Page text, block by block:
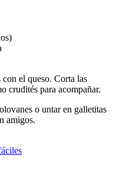
el queso. Corta las
crudités para acompañar.
o untar en galletitas
amigos.